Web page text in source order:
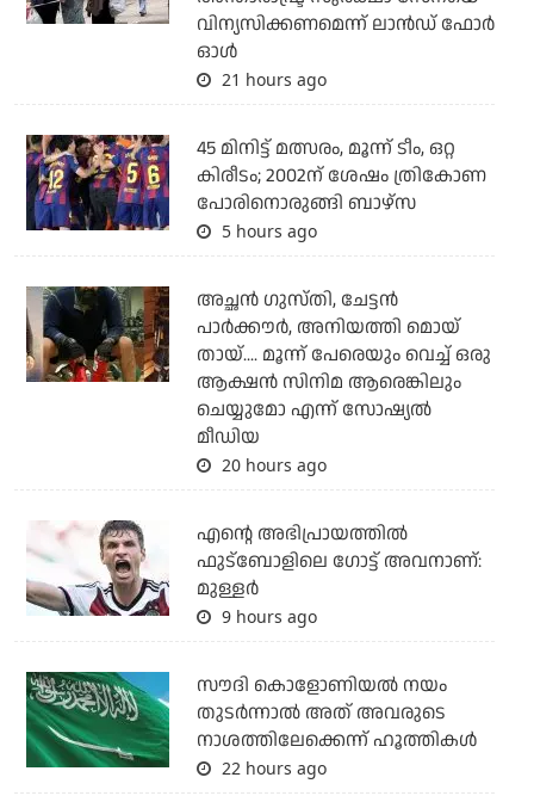
വിന്യസിക്കണമെന്ന് ലാന്‍ഡ് ഫോര്‍
ഓള്‍
21 hours ago
45 മിനിട്ട് മത്സരം, മൂന്ന് ടീം, ഒറ്റ
കിരീടം; 2002ന് ശേഷം ത്രികോണ
പോരിനൊരുങ്ങി ബാഴ്‌സ
5 hours ago
അച്ഛന്‍ ഗുസ്തി, ചേട്ടന്‍
പാര്‍ക്കൗര്‍, അനിയത്തി മൊയ്
തായ്.... മൂന്ന് പേരെയും വെച്ച് ഒരു
ആക്ഷന്‍ സിനിമ ആരെങ്കിലും
ചെയ്യുമോ എന്ന് സോഷ്യല്‍
മീഡിയ
20 hours ago
എന്റെ അഭിപ്രായത്തില്‍
ഫുട്‌ബോളിലെ ഗോട്ട് അവനാണ്:
മുള്ളര്‍
9 hours ago
സൗദി കൊളോണിയല്‍ നയം
തുടര്‍ന്നാല്‍ അത് അവരുടെ
നാശത്തിലേക്കെന്ന് ഹൂത്തികള്‍
22 hours ago